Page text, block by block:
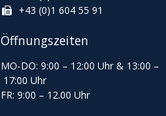
+43 (0)1 604 55 91
Öffnungszeiten
MO-DO: 9:00 – 12:00 Uhr & 13:00 –
17:00 Uhr
FR: 9:00 – 12.00 Uhr